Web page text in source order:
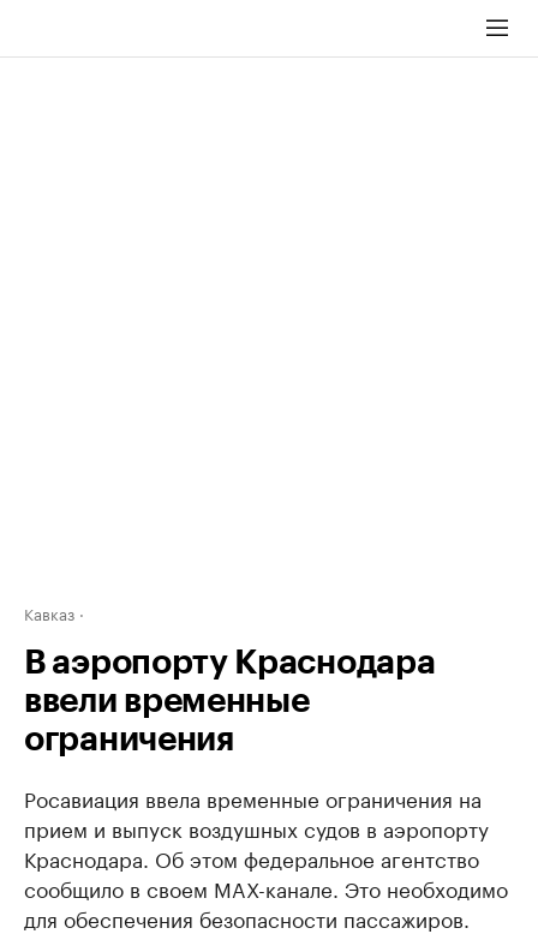
Кавказ
В аэропорту Краснодара
ввели временные
ограничения
Росавиация ввела временные ограничения на
прием и выпуск воздушных судов в аэропорту
Краснодара. Об этом федеральное агентство
сообщило в своем MAX-канале. Это необходимо
для обеспечения безопасности пассажиров.